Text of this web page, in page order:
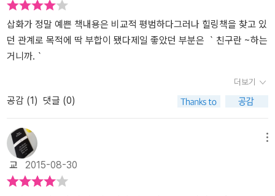
구는 자신이 가진 장점을 서로 나눌 줄 아는 법이니까. (79쪽) 막스
와 믹스와 멕스가 행복하게 오래오래 함께 살았다고 하니 나 역시 행
복한 기분이 든다. 참 다행이다.
한창 때는 나무를 기어 오르기도 하고, 지붕을 건너 뛰기도 하고, 민첩
한 고양이였던 믹스.막스는 18살 청년이 되자 부모로부터 독립을 하
면서 자신의 친구와도 같은 믹스를 데리고 간다. 믹스는 나이가 들
어 앞을 못 보는 고양이가 되어 지붕을 오르내리지도 못하는 지루한
는 천적이지만 그들은 어느새 둘도 없는 친구로 변하게 된다.눈먼 믹
스에게 눈이 되어 다시 지붕 위로 올라가 건너편 지붕으로 건너 뛸 수
있는 눈이 되어 준다. 그리고 햇빛이 아름다운 날에는 지붕 위에서 믹
스와 멕스가 나란히 앉아 있는 모습이 종종 사람들의 눈에 들어 오게
된다.....이야기의 초반에는 막스와 믹스의 우정이 그려진다. 그리고
중반부터 멕스가 나타나면서 믹스와 멕스의 우정이 그려진다.눈먼 믹
스의 모습을 그려보는 순간에, 눈이 점점 하얗게 변하는 우리 강아지
삽화가 정말 예쁜 책내용은 비교적 평범하다그러나 힐링책을 찾고 있
던 관계로 목적에 딱 부합이 됐다제일 좋았던 부분은 ｀친구란 ~하는
거니까.｀
더보기
공감 (1) 댓글 (0)
교 2015-08-30